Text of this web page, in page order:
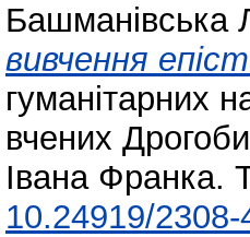
Башманівська
вивчення
гуманітарних
вчених
Івана Франка.
10.24919/